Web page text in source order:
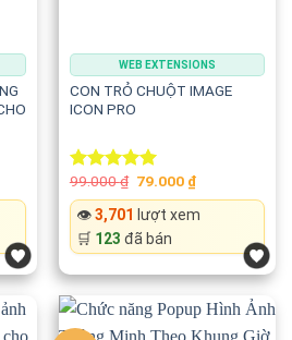
mọi bố cục website.
thị
WEB EXTENSIONS
CON TRỎ CHUỘT IMAGE
ICON PRO
Rated5.00
out of 5
99.000₫ Original
was:
99.000 ₫.
79.000 ₫Current
price
is:
79.000 ₫.
👁️3,701 lượt xem
🛒 123 đã bán